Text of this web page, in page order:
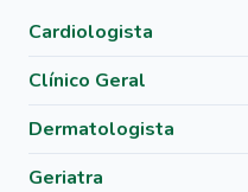
Cardiologista
Clínico Geral
Dermatologista
Geriatra